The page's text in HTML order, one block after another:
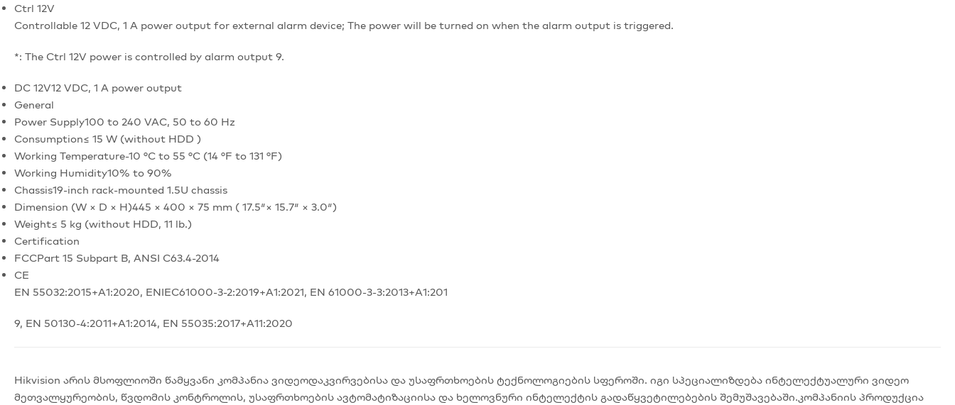
Ctrl 12V
Controllable 12 VDC, 1 A power output for external alarm device; The power will be turned on when the alarm output is triggered.
*: The Ctrl 12V power is controlled by alarm output 9.
DC 12V12 VDC, 1 A power output
General
Power Supply100 to 240 VAC, 50 to 60 Hz
Consumption≤ 15 W (without HDD )
Working Temperature-10 °C to 55 °C (14 °F to 131 °F)
Working Humidity10% to 90%
Chassis19-inch rack-mounted 1.5U chassis
Dimension (W × D × H)445 × 400 × 75 mm ( 17.5″× 15.7″ × 3.0″)
Weight≤ 5 kg (without HDD, 11 lb.)
Certification
FCCPart 15 Subpart B, ANSI C63.4-2014
CE
EN 55032:2015+A1:2020, ENIEC61000-3-2:2019+A1:2021, EN 61000-3-3:2013+A1:201
9, EN 50130-4:2011+A1:2014, EN 55035:2017+A11:2020
Hikvision არის მსოფლიოში წამყვანი კომპანია ვიდეოდაკვირვებისა და უსაფრთხოების ტექნოლოგიების სფეროში. იგი სპეციალიზდება ინტელექტუალური ვიდეო
მეთვალყურეობის, წვდომის კონტროლის, უსაფრთხოების ავტომატიზაციისა და ხელოვნური ინტელექტის გადაწყვეტილებების შემუშავებაში.კომპანიის პროდუქცია